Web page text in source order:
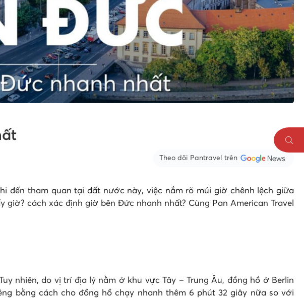
Theo dõi Pantravel trên
đến tham quan tại đất nước này, việc nắm rõ múi giờ chênh lệch giữa
giờ? cách xác định giờ bên Đức nhanh nhất? Cùng Pan American Travel
nhiên, do vị trí địa lý nằm ở khu vực Tây – Trung Âu, đồng hồ ở Berlin
bằng cách cho đồng hồ chạy nhanh thêm 6 phút 32 giây nữa so với